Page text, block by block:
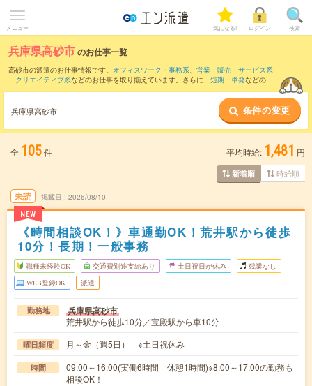
メニュー 気になる! ログイン 検索
兵庫県高砂市のお仕事一覧
高砂市の派遣のお仕事情報です。 オフィスワーク・事務系、 営業・販売・サービス系
、 クリエイティブ系などのお仕事を取り揃えています。さらに、 短期 ・ 単発などの期
また、姫路市・
など隣接エリアのお仕事もご確認いただけ
ます。
兵庫県高砂市 条件の変更
全 105件 平均時給: 1,481 円
新着順 時給順
未読
NEW
掲載日 2026/08/10
《時間相談OK！》車通勤OK！荒井駅から徒歩
10分！長期！一般事務
職種未経験OK 交通費別途支給あり 土日祝日が休み 残業なし
WEB登録OK 派遣
勤務地 兵庫県高砂市
荒井駅から徒歩10分／宝殿駅から車10分
曜日頻度 月～金（週5日） ※土日祝休み
時間
09:00～16:00(実働6時間 休憩1時間)※8:00～17:00の勤務も
相談OK！